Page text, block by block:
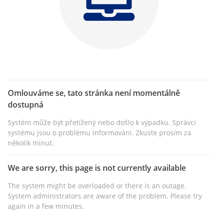
Omlouváme se, tato stránka není momentálně
dostupná
Systém může být přetížený nebo došlo k výpadku. Správci
systému jsou o problému informováni. Zkuste prosím za
několik minut.
We are sorry, this page is not currently available
The system might be overloaded or there is an outage.
System administrators are aware of the problem. Please try
again in a few minutes.